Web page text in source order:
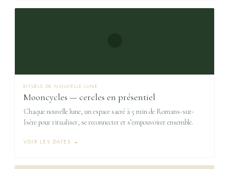
RITUELS DE NOUVELLE LUNE
Mooncycles — cercles en présentiel
Chaque nouvelle lune, un espace sacré à 5 min de Romans-sur-
Isère pour ritualiser, se reconnecter et s’empouvoirer ensemble.
VOIR LES DATES →